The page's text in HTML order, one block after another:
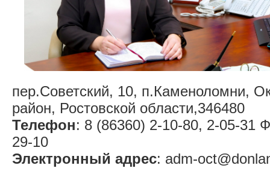
пер.Советский, 10, п.Каменоломни,
район, Ростовской области,346480
Телефон: 8 (86360) 2-10-80, 2-05-31
29-10
Электронный адрес: adm-